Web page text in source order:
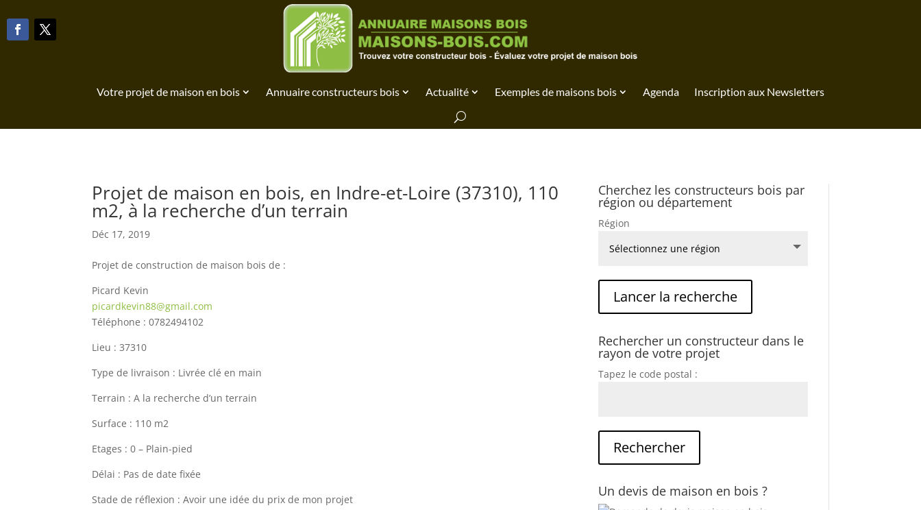
Votre projet de maison en bois Annuaire constructeurs bois Actualité Exemples de maisons bois Agenda Inscription aux Newsletters
Projet de maison en bois, en Indre-et-Loire (37310), 110
m2, à la recherche d’un terrain
Déc 17, 2019
Projet de construction de maison bois de :
Picard Kevin
picardkevin88@gmail.com
Téléphone : 0782494102
Lieu : 37310
Type de livraison : Livrée clé en main
Terrain : A la recherche d’un terrain
Surface : 110 m2
Etages : 0 – Plain-pied
Délai : Pas de date fixée
Stade de réflexion : Avoir une idée du prix de mon projet
Cherchez les constructeurs bois par
région ou département
Région
Rechercher un constructeur dans le
rayon de votre projet
Tapez le code postal :
Un devis de maison en bois ?